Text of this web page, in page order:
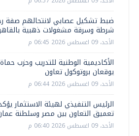
ضبط تشكيل عصابي لانتحالهم صفة
شرطة وسرقة مشغولات ذهبية
الأحد، 09 اغسطس 2026 06:45 م
الأكاديمية الوطنية للتدريب وحزب
يوقعان بروتوكول تعاون
الأحد، 09 اغسطس 2026 06:44 م
الرئيس التنفيذي لهيئة الاستثمار
تعميق التعاون بين مصر وسلطنة
الأحد، 09 اغسطس 2026 06:40 م